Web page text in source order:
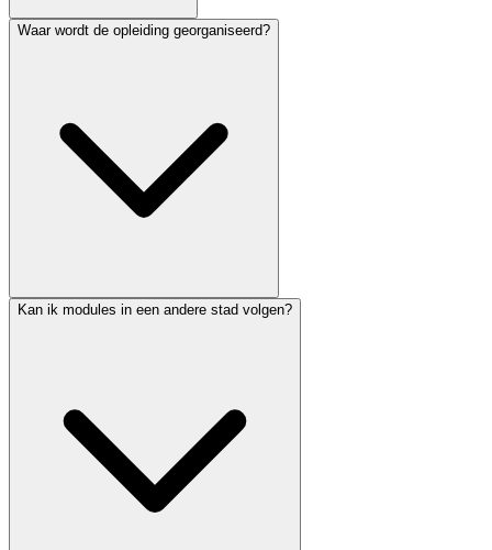
Waar wordt de opleiding georganiseerd?
Kan ik modules in een andere stad volgen?